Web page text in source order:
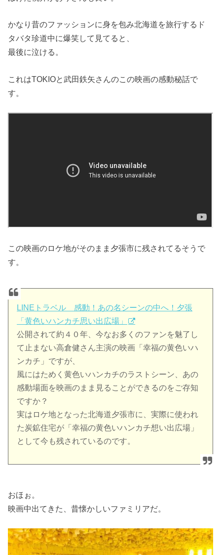
かなり昔のファッションに身を包み北海道を旅行するド
タバタ珍道中に爆笑して見てると、
最後に泣ける。
これはTOKIOと武田鉄矢さんのこの映画の感動秘話で
す。
この映画のロケ地がそのまま夕張市に残されてるそうで
す。
LINEトラベル 感動！あの名シーンの中へ！夕張
「黄色いハンカチ思い出広場」
公開されて約４０年、今なお多くのファンを魅了し
て止まない高倉健さん主演の映画「幸福の黄色いハ
ンカチ」ですが、
風にはためく黄色いハンカチのラストシーン、あの
感動場面を映画のまま見ることができるのをご存知
ですか？
実はロケ地となった北海道夕張市に、実際に使われ
た炭鉱住宅が「幸福の黄色いハンカチ想い出広場」
として今も残されているのです。
おほぉ。
映画中出てきた、昔懐かしいファミリアだ。